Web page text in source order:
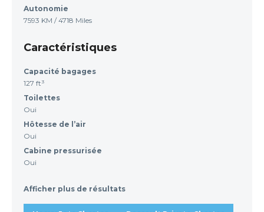
Autonomie
7593 KM / 4718 Miles
Caractéristiques
Capacité bagages
127 ft³
Toilettes
Oui
Hôtesse de l’air
Oui
Cabine pressurisée
Oui
Afficher plus de résultats